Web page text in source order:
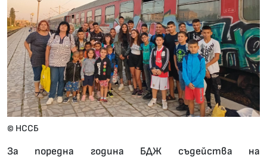
© НССБ
За поредна година БДЖ съдейства на